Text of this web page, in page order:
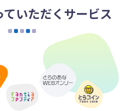
いただくサービス